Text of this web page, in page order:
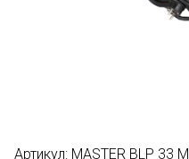
Артикул: MASTER BLP 33 M